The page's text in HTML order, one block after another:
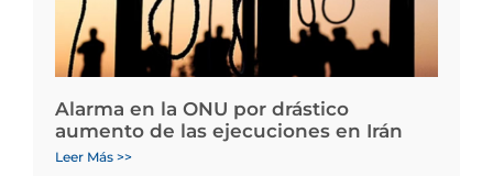
Alarma en la ONU por drástico
aumento de las ejecuciones en Irán
Leer Más >>